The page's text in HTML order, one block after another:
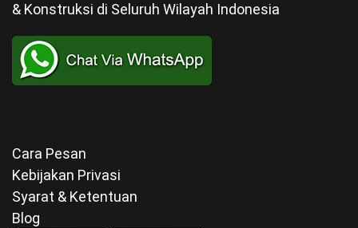
& Konstruksi di Seluruh Wilayah Indonesia
Cara Pesan
Kebijakan Privasi
Syarat & Ketentuan
Blog